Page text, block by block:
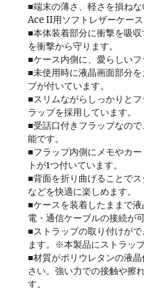
■端末の薄さ、軽さを損ね
Ace II用ソフトレザーケース
■本体装着部分に衝撃を吸
を衝撃から守ります。
■ケース内側に、愛らしいフ
■未使用時に液晶画面部分
プが付いています。
■スリムながらしっかりと
ラップを採用しています。
■受話口付きフラップなの
能です。
■フラップ内側にメモやカ
トが1つ付いています。
■背面を折り曲げることで
などを快適に楽しめます。
■ケースを装着したままで
電・通信ケーブルの接続が可
■ストラップの取り付けが
ます。※本製品にストラッ
■材質がポリウレタンの液
さい。強い力での接触や擦
す。